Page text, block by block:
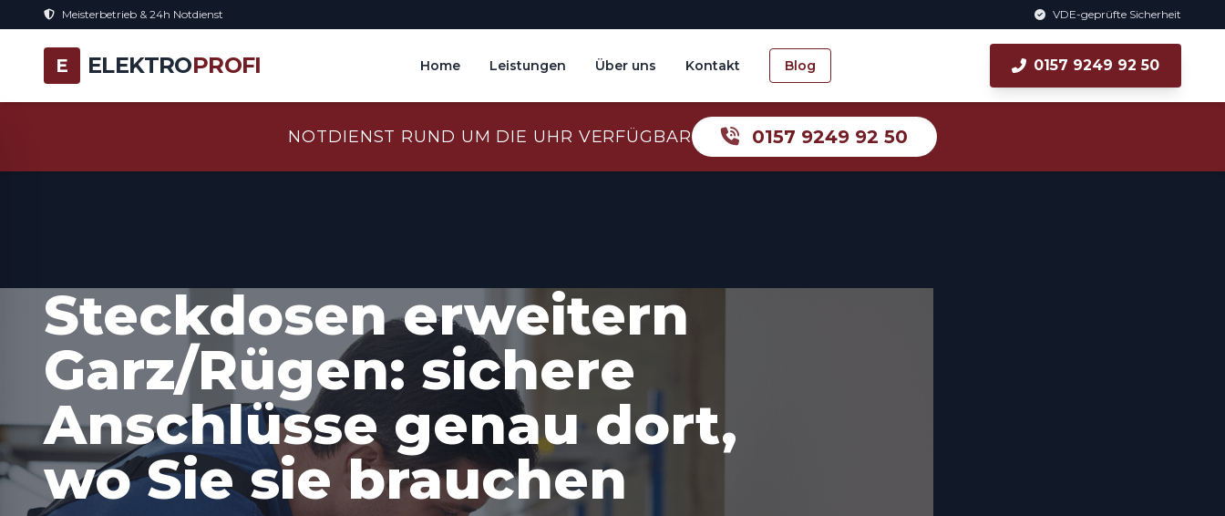
Meisterbetrieb & 24h Notdienst VDE-geprüfte Sicherheit
E ELEKTROPROFI Home Leistungen Über uns Kontakt Blog 0157 9249 92 50
NOTDIENST RUND UM DIE UHR VERFÜGBAR 0157 9249 92 50
Steckdosen erweitern
Garz/Rügen: sichere
Anschlüsse genau dort,
wo Sie sie brauchen